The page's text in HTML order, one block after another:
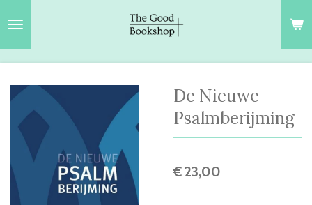
hoofdinhoud
De Nieuwe
Psalmberijming
€ 23,00